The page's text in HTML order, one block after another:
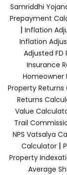
Samriddhi
Prepayment
| Inflation
Inflation
Adjusted
Insurance
Homeowner
Property
Returns
Value
Trail
NPS Vatsalya
Calculator|
Property
Average